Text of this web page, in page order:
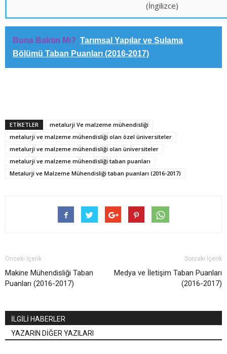
(İngilizce)
Buna Baktın Mı? Tarımsal Yapılar ve Sulama
Bölümü Taban Puanları (2016-2017)
ETİKETLER
metalurji Ve malzeme mühendisliği
metalurji ve malzeme mühendisliği olan özel üniversiteler
metalurji ve malzeme mühendisliği olan üniversiteler
metalurji ve malzeme mühendisliği taban puanları
Metalurji ve Malzeme Mühendisliği taban puanları (2016-2017)
Önceki İçerik
Makine Mühendisliği Taban
Puanları (2016-2017)
Sonraki İçerik
Medya ve İletişim Taban Puanları
(2016-2017)
İLGİLİ HABERLER
YAZARIN DİĞER YAZILARI